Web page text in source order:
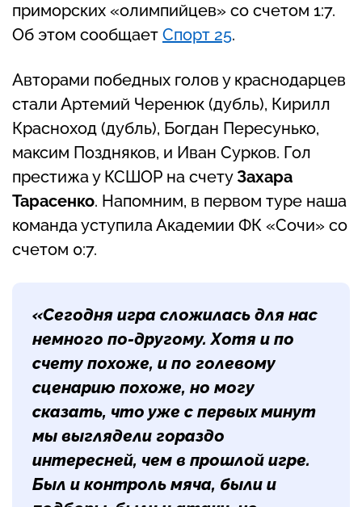
приморских «олимпийцев» со счетом 1:7.
Об этом сообщает Спорт 25.
Авторами победных голов у краснодарцев
стали Артемий Черенюк (дубль), Кирилл
Красноход (дубль), Богдан Пересунько,
максим Поздняков, и Иван Сурков. Гол
престижа у КСШОР на счету Захара
Тарасенко. Напомним, в первом туре наша
команда уступила Академии ФК «Сочи» со
счетом 0:7.
«Сегодня игра сложилась для нас
немного по-другому. Хотя и по
счету похоже, и по голевому
сценарию похоже, но могу
сказать, что уже с первых минут
мы выглядели гораздо
интересней, чем в прошлой игре.
Был и контроль мяча, были и